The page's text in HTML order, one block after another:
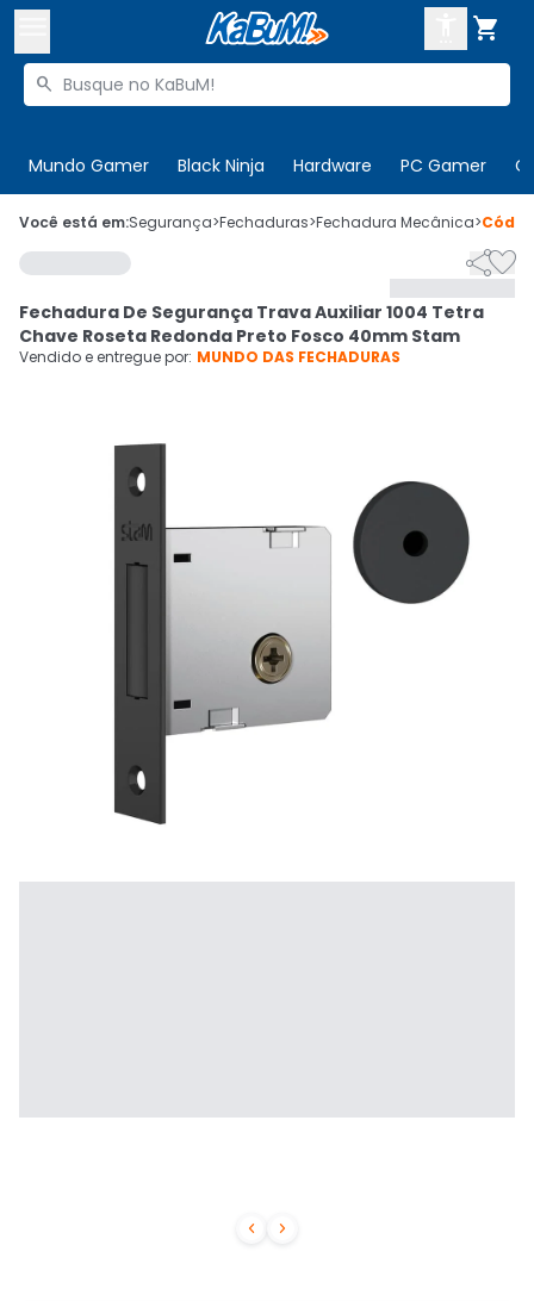

Buscar produtos

Mundo Gamer Black Ninja Hardware PC Gamer
 Olá. Acesse sua conta
 Departamentos
Cupons
CADASTRE-SE
Você está em:Segurança>Fechaduras>Fechadura Mecânica>
 

Fechadura De Segurança Trava Auxiliar 1004 Tetra
Chave Roseta Redonda Preto Fosco 40mm Stam
Vendido e entregue por: MUNDO DAS FECHADURAS